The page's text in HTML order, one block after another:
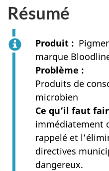
Résumé
Produit
marque
Problème
Produits de
microbien
Ce qu’il faut
immédiatement
rappelé et
directives
dangereux.